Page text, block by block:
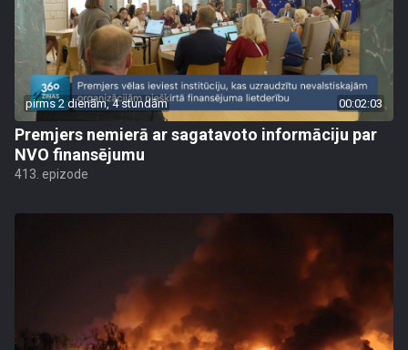
pirms 2 dienām, 4 stundām 00:02:03
Premjers nemierā ar sagatavoto informāciju par
NVO finansējumu
413. epizode